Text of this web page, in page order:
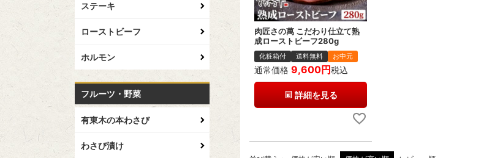
ステーキ
ローストビーフ
ホルモン
フルーツ・野菜
有東木の本わさび
わさび漬け
肉匠さの萬 こだわり仕立て熟
成ローストビーフ280g
化粧箱付 送料無料 お中元
通常価格 9,600 税込
詳細を見る